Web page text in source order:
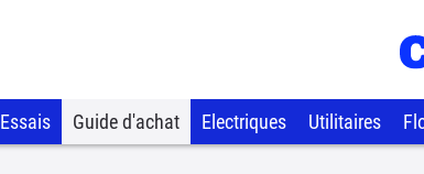
Essais Guide d'achat Electriques Utilitaires